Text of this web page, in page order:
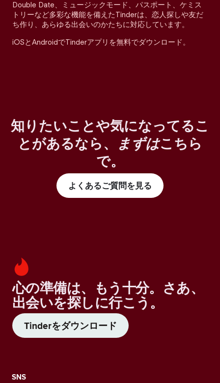
Double Date、ミュージックモード、パスポート、ケミス
トリーなど多彩な機能を備えたTinderは、恋人探しや友だ
ち作り、あらゆる出会いのかたちに対応しています。
iOSとAndroidでTinderアプリを無料でダウンロード。
知りたいことや気になってるこ
とがあるなら、
まずはこちら
で。
よくあるご質問を見る
心の準備は、もう十分。さあ、
出会いを探しに行こう。
Tinderをダウンロード
SNS